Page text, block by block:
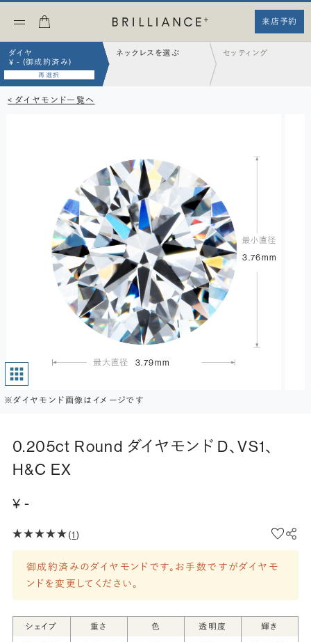
来店予約
ダイヤ
¥ - (御成約済み)
再選択
ネックレスを選ぶ セッティング
< ダイヤモンド一覧へ
3.76mm
3.79mm
※ダイヤモンド画像はイメージです
0.205ct Round ダイヤモンド D、VS1、
H&C EX
¥ -
(1)
御成約済みのダイヤモンドです。お手数ですがダイヤモ
ンドを変更してください。
シェイプ 重さ 色 透明度 輝き